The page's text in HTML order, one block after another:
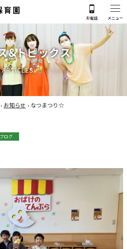
&トピックス
ARTICLES
› お知らせ › なつまつり☆
ログ